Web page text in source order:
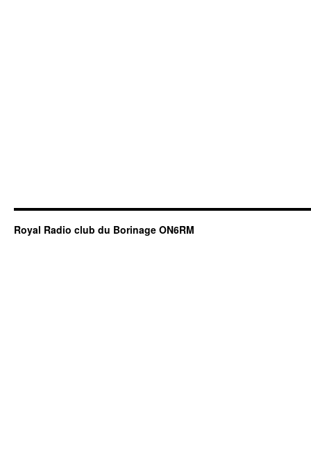
Royal Radio club du Borinage ON6RM